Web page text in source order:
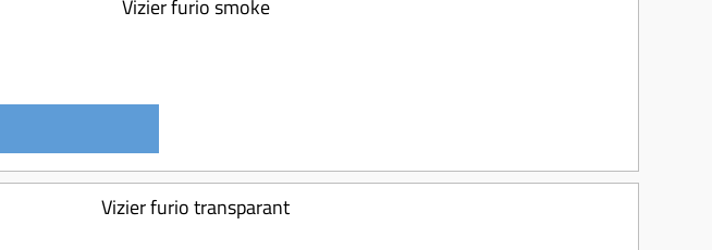
Vizier furio smoke
Vizier furio transparant